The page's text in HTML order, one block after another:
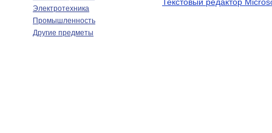
Электротехника
Промышленность
Другие предметы